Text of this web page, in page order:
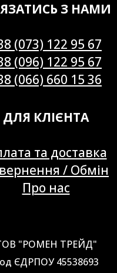
З НАМИ
(073) 122 95 67
(096) 122 95 67
(066) 660 15 36
ДЛЯ КЛІЄНТА
та доставка
/ Обмін
Про нас
"РОМЕН ТРЕЙД"
ЄДРПОУ 45538693